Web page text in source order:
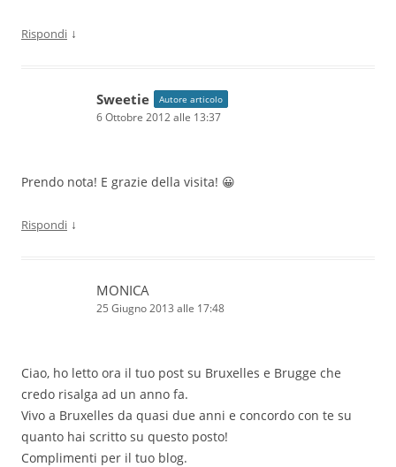
Rispondi ↓
Sweetie Autore articolo
6 Ottobre 2012 alle 13:37
Prendo nota! E grazie della visita! 😀
Rispondi ↓
MONICA
25 Giugno 2013 alle 17:48
Ciao, ho letto ora il tuo post su Bruxelles e Brugge che
credo risalga ad un anno fa.
Vivo a Bruxelles da quasi due anni e concordo con te su
quanto hai scritto su questo posto!
Complimenti per il tuo blog.